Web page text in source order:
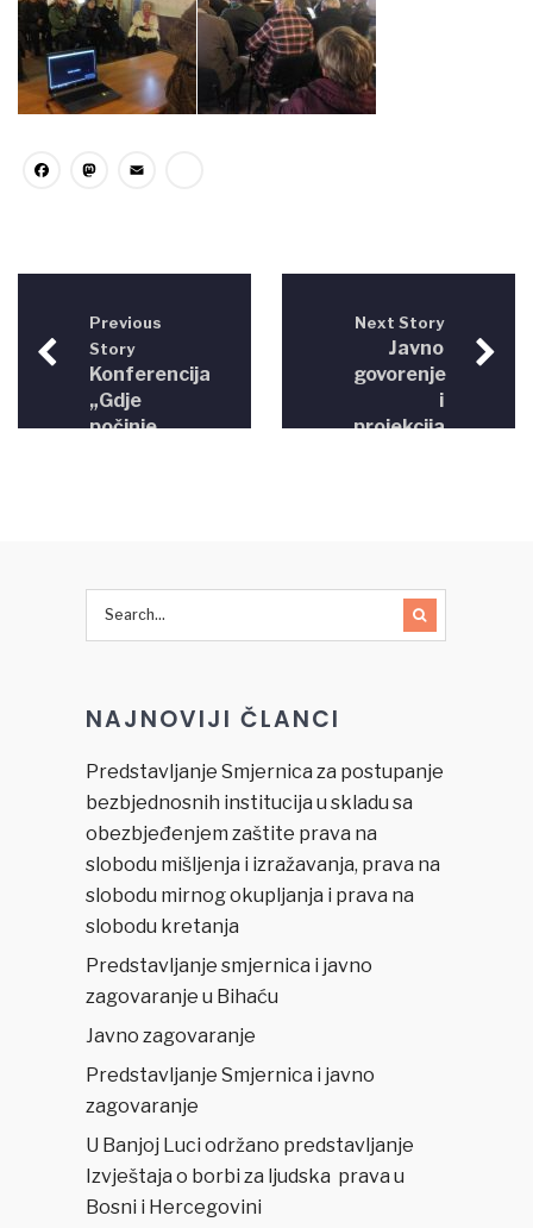
Facebook
Mastodon
Previous
Story
Konferencija
„Gdje
počinje
Next Story
Javno
govorenje
i
projekcija
NAJNOVIJI ČLANCI
Predstavljanje Smjernica za postupanje
bezbjednosnih institucija u skladu sa
obezbjeđenjem zaštite prava na
slobodu mišljenja i izražavanja, prava na
slobodu mirnog okupljanja i prava na
slobodu kretanja
Predstavljanje smjernica i javno
zagovaranje u Bihaću
Javno zagovaranje
Predstavljanje Smjernica i javno
zagovaranje
U Banjoj Luci održano predstavljanje
Izvještaja o borbi za ljudska prava u
Bosni i Hercegovini